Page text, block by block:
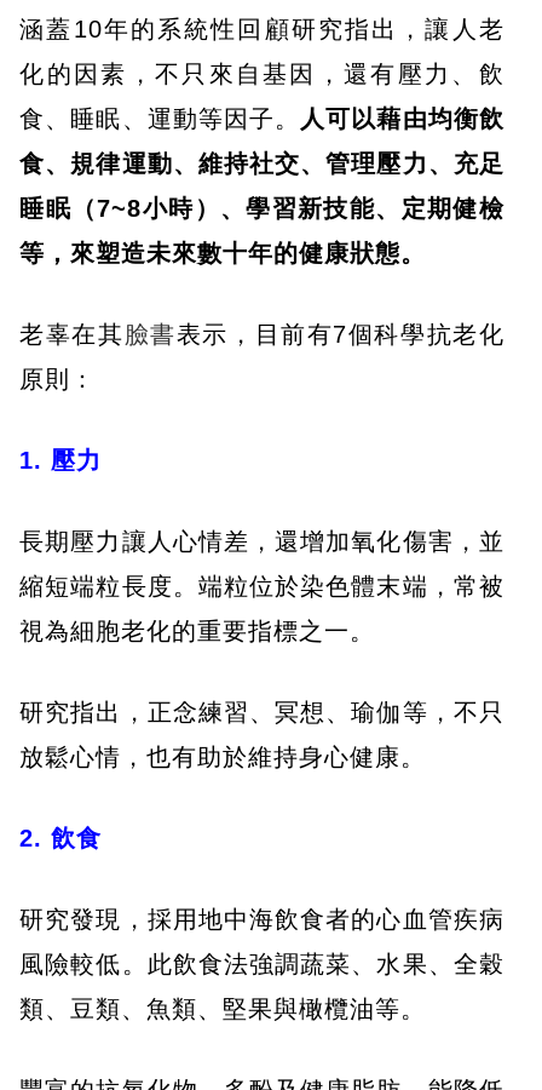
涵蓋10年的系統性回顧研究指出，讓人老
化的因素，不只來自基因，還有壓力、飲
食、睡眠、運動等因子。 人可以藉由均衡飲
食、規律運動、維持社交、管理壓力、充足
睡眠（7~8小時）、學習新技能、定期健檢
等，來塑造未來數十年的健康狀態。
老辜在其臉書表示，目前有7個科學抗老化
原則：
1. 壓力
長期壓力讓人心情差，還增加氧化傷害，並
縮短端粒長度。端粒位於染色體末端，常被
視為細胞老化的重要指標之一。
研究指出，正念練習、冥想、瑜伽等，不只
放鬆心情，也有助於維持身心健康。
2. 飲食
研究發現，採用地中海飲食者的心血管疾病
風險較低。此飲食法強調蔬菜、水果、全穀
類、豆類、魚類、堅果與橄欖油等。